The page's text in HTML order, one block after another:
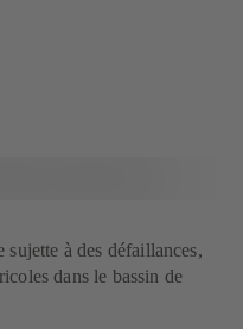
à des défaillances,
dans le bassin de